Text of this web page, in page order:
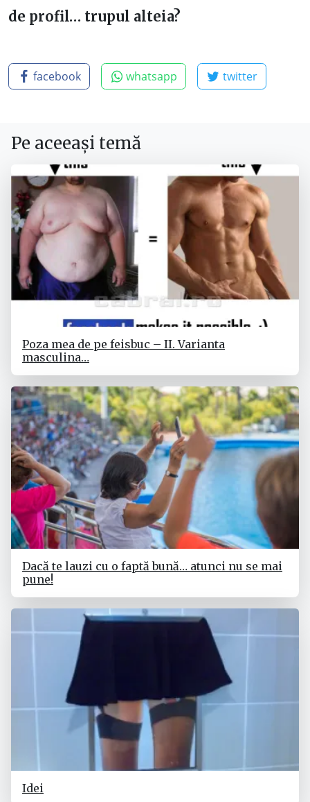
de profil… trupul alteia?
facebook whatsapp twitter
Pe aceeași temă
Poza mea de pe feisbuc – II. Varianta
masculina…
Dacă te lauzi cu o faptă bună… atunci nu se mai
pune!
Idei